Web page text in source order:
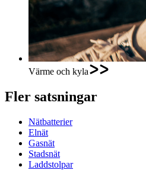
Värme och kyla
Fler satsningar
Nätbatterier
Elnät
Gasnät
Stadsnät
Laddstolpar